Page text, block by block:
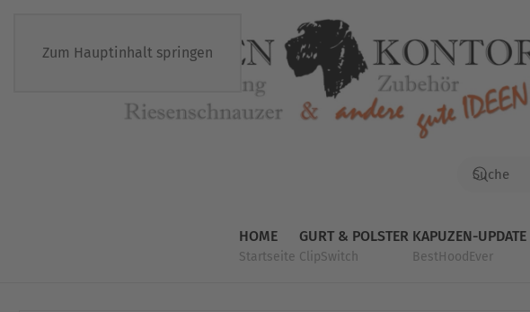
Zum Hauptinhalt springen
HOME
Startseite
GURT & POLSTER
ClipSwitch
KAPUZEN-UPDATE
BestHoodEver